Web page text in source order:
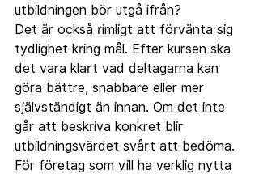
utbildningen bör utgå ifrån?
Det är också rimligt att förvänta sig
tydlighet kring mål. Efter kursen ska
det vara klart vad deltagarna kan
göra bättre, snabbare eller mer
självständigt än innan. Om det inte
går att beskriva konkret blir
utbildningsvärdet svårt att bedöma.
För företag som vill ha verklig nytta